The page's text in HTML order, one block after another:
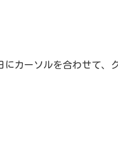
にカーソルを合わせて、